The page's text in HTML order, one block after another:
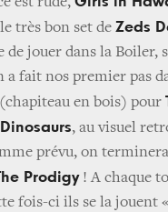
très bon set de Zeds
jouer dans la Boiler,
fait nos premier pas
en bois) pour
, au visuel
prévu, on
Prodigy! A chaque
fois-ci ils se la jouent